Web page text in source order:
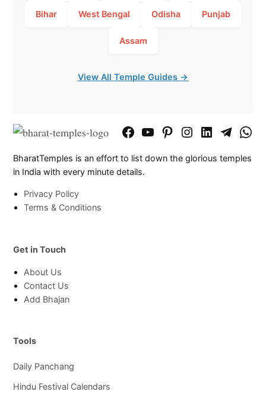
Bihar West Bengal Odisha Punjab
Assam
View All Temple Guides →
FacebookYouTubePinterestInstagram
LinkedInTelegram
BharatTemples is an effort to list down the glorious temples
in India with every minute details.
Privacy Policy
Terms & Conditions
Get in Touch
About Us
Contact Us
Add Bhajan
Tools
Daily Panchang
Hindu Festival Calendars